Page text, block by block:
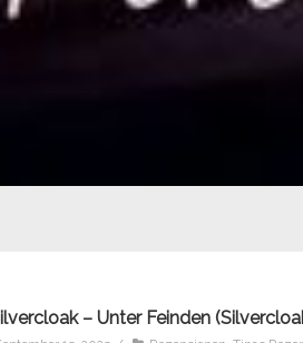
– Unter Feinden